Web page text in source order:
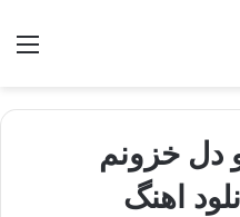
دل خزونم
اهنگ